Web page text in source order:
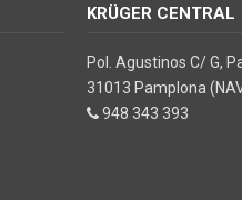
KRÜGER CENTRAL
Pol. Agustinos C/ G,
31013 Pamplona
948 343 393